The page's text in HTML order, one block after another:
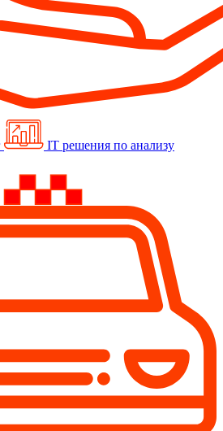
IT решения по анализу